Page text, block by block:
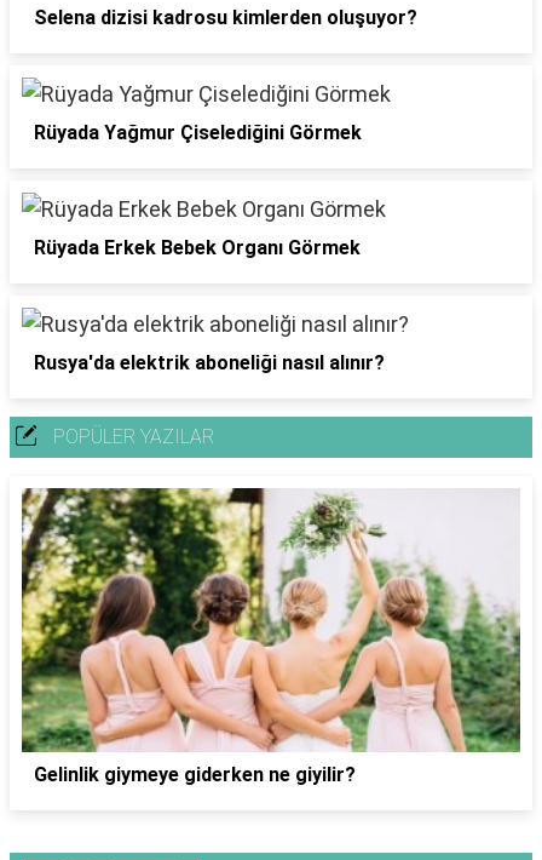
Selena dizisi kadrosu kimlerden oluşuyor?
Rüyada Yağmur Çiselediğini Görmek
Rüyada Erkek Bebek Organı Görmek
Rusya'da elektrik aboneliği nasıl alınır?
POPÜLER YAZILAR
Gelinlik giymeye giderken ne giyilir?